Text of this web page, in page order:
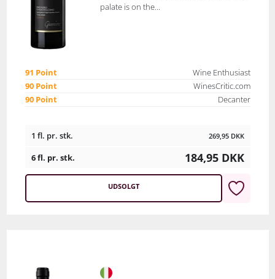
palate is on the...
91 Point
Wine Enthusiast
90 Point
WinesCritic.com
90 Point
Decanter
1 fl. pr. stk. 269,95 DKK
6 fl. pr. stk. 184,95 DKK
UDSOLGT